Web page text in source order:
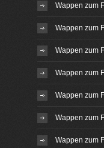
Wappen zum
Wappen zum
Wappen zum
Wappen zum
Wappen zum
Wappen zum
Wappen zum